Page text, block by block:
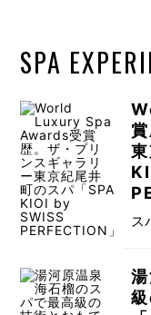
SPA
ス